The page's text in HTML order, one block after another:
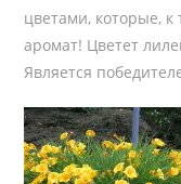
цветами, которые,
аромат! Цветет
Является